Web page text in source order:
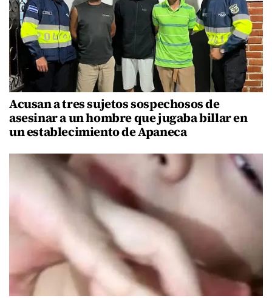
Acusan a tres sujetos sospechosos de
asesinar a un hombre que jugaba billar en
un establecimiento de Apaneca